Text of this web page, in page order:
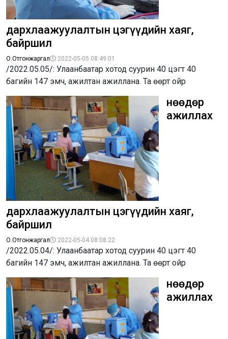
дархлаажуулалтын цэгүүдийн хаяг,
байршил
О.Отгонжаргал 2022-05-05 08:49:01
/2022.05.05/: Улаанбаатар хотод суурин 40 цэгт 40
багийн 147 эмч, ажилтан ажиллана. Та өөрт ойр
Өнөөдөр
ажиллах
дархлаажуулалтын цэгүүдийн хаяг,
байршил
О.Отгонжаргал 2022-05-04 08:08:22
/2022.05.04/: Улаанбаатар хотод суурин 40 цэгт 40
багийн 147 эмч, ажилтан ажиллана. Та өөрт ойр
Өнөөдөр
ажиллах